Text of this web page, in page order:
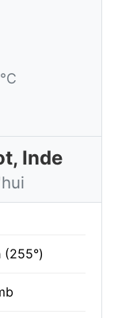
Inde
(255°)